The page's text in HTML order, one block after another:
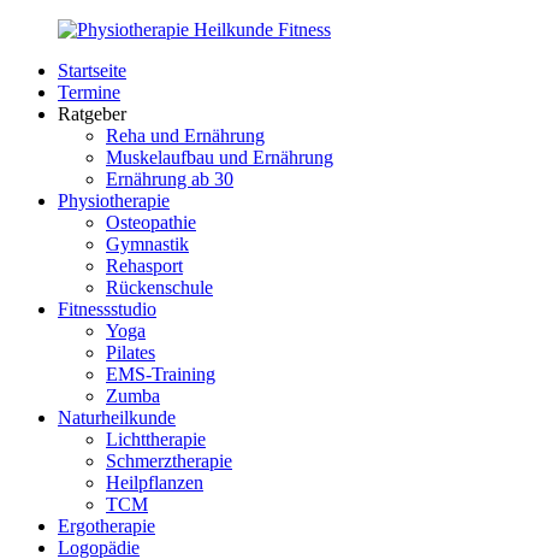
Zurück
Inhalt
PhysioMed-
Fit.de
Gesundheit
Startseite
Termine
Ratgeber
Reha und Ernährung
Muskelaufbau und Ernährung
Ernährung ab 30
Physiotherapie
Osteopathie
Gymnastik
Rehasport
Rückenschule
Fitnessstudio
Yoga
Pilates
EMS-Training
Zumba
Naturheilkunde
Lichttherapie
Schmerztherapie
Heilpflanzen
TCM
Ergotherapie
Logopädie